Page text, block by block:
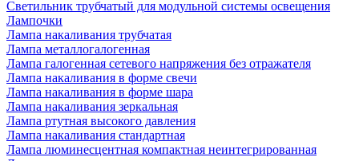
Светильник трубчатый для модульной системы освещения
Лампочки
Лампа накаливания трубчатая
Лампа металлогалогенная
Лампа галогенная сетевого напряжения без отражателя
Лампа накаливания в форме свечи
Лампа накаливания в форме шара
Лампа накаливания зеркальная
Лампа ртутная высокого давления
Лампа накаливания стандартная
Лампа люминесцентная компактная неинтегрированная